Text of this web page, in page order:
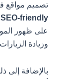
تصميم مواقع في
SEO-friendly
على ظهور
وزيادة
بالإضافة إلى